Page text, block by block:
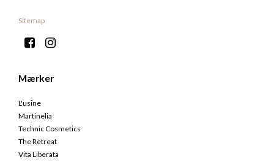
Sitemap
Mærker
L'usine
Martinelia
Technic Cosmetics
The Retreat
Vita Liberata